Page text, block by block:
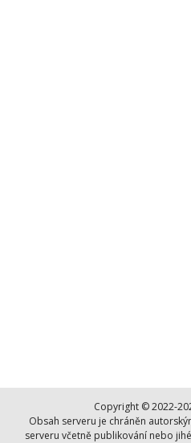
Copyright © 2022-
Obsah serveru je chráněn
serveru včetně publikování nebo